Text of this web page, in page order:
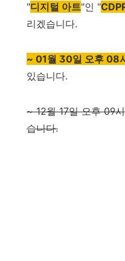
"디지털 아트"인 "
리겠습니다.
~ 01월 30일 오후 08
있습니다.
~12월17일 오후09
습니다.